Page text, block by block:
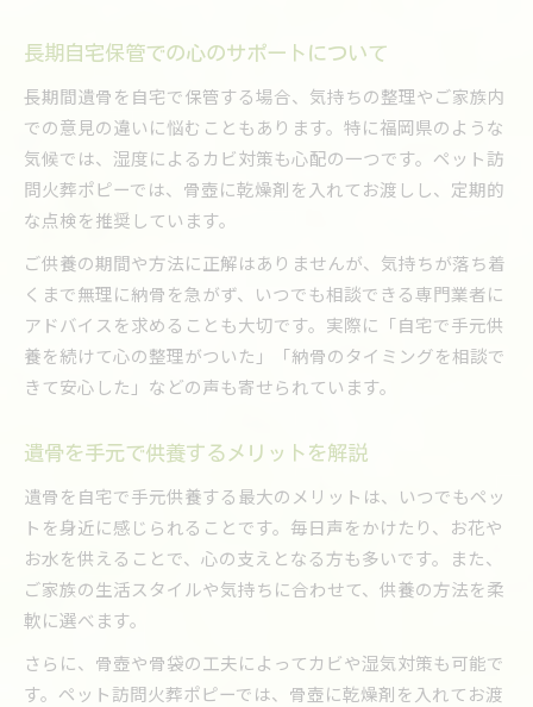
長期自宅保管での心のサポートについて
長期間遺骨を自宅で保管する場合、気持ちの整理やご家族内
での意見の違いに悩むこともあります。特に福岡県のような
気候では、湿度によるカビ対策も心配の一つです。ペット訪
問火葬ポピーでは、骨壺に乾燥剤を入れてお渡しし、定期的
な点検を推奨しています。
ご供養の期間や方法に正解はありませんが、気持ちが落ち着
くまで無理に納骨を急がず、いつでも相談できる専門業者に
アドバイスを求めることも大切です。実際に「自宅で手元供
養を続けて心の整理がついた」「納骨のタイミングを相談で
きて安心した」などの声も寄せられています。
遺骨を手元で供養するメリットを解説
遺骨を自宅で手元供養する最大のメリットは、いつでもペッ
トを身近に感じられることです。毎日声をかけたり、お花や
お水を供えることで、心の支えとなる方も多いです。また、
ご家族の生活スタイルや気持ちに合わせて、供養の方法を柔
軟に選べます。
さらに、骨壺や骨袋の工夫によってカビや湿気対策も可能で
す。ペット訪問火葬ポピーでは、骨壺に乾燥剤を入れてお渡